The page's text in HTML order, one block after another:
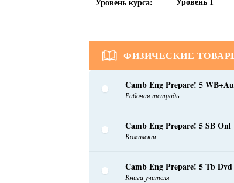
ФИЗИЧЕСКИЕ
Camb Eng Prepare! 5
Рабочая тетрадь
Camb Eng Prepare! 5 SB Onl
Комплект
Camb Eng Prepare! 5 Tb
Книга учителя